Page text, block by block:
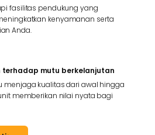
fasilitas pendukung yang
kenyamanan serta
Anda.
terhadap mutu berkelanjutan
menjaga kualitas dari awal hingga
memberikan nilai nyata bagi